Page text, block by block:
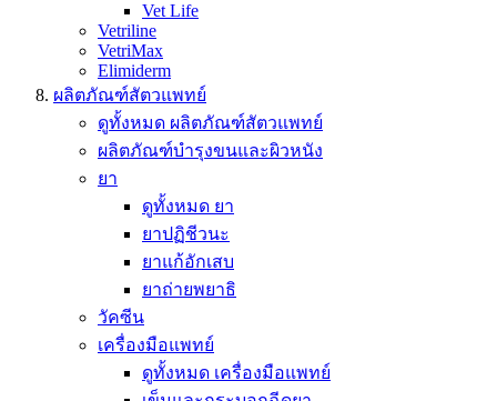
Vet Life
Vetriline
VetriMax
Elimiderm
ผลิตภัณฑ์สัตวแพทย์
ดูทั้งหมด ผลิตภัณฑ์สัตวแพทย์
ผลิตภัณฑ์บำรุงขนและผิวหนัง
ยา
ดูทั้งหมด ยา
ยาปฏิชีวนะ
ยาแก้อักเสบ
ยาถ่ายพยาธิ
วัคซีน
เครื่องมือแพทย์
ดูทั้งหมด เครื่องมือแพทย์